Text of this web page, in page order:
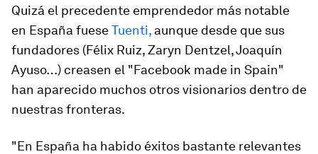
Quizá el precedente emprendedor más notable
en España fueseTuenti, aunque desde que sus
fundadores (Félix Ruiz, Zaryn Dentzel, Joaquín
Ayuso…) creasen el "Facebook made in Spain"
han aparecido muchos otros visionarios dentro de
nuestras fronteras.
"En España ha habido éxitos bastante relevantes